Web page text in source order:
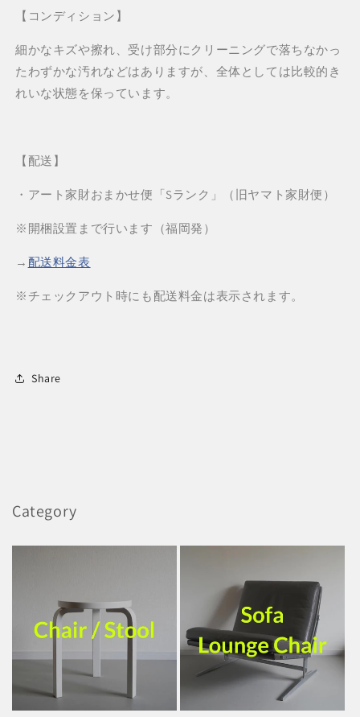
【コンディション】
細かなキズや擦れ、受け部分にクリーニングで落ちなかっ
たわずかな汚れなどはありますが、全体としては比較的き
れいな状態を保っています。
【配送】
・アート家財おまかせ便「Sランク」（旧ヤマト家財便）
※開梱設置まで行います（福岡発）
→ 配送料金表
※チェックアウト時にも配送料金は表示されます。
Share
Category